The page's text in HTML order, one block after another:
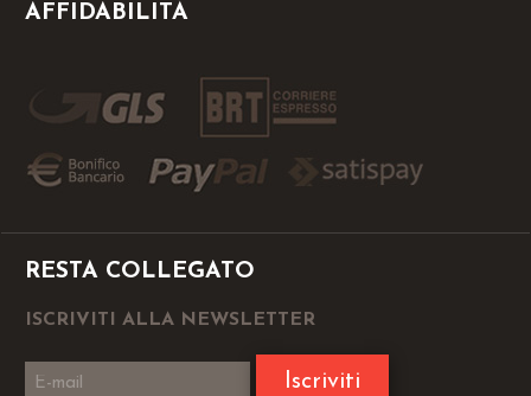
AFFIDABILITÀ
RESTA COLLEGATO
ISCRIVITI ALLA NEWSLETTER
Iscriviti